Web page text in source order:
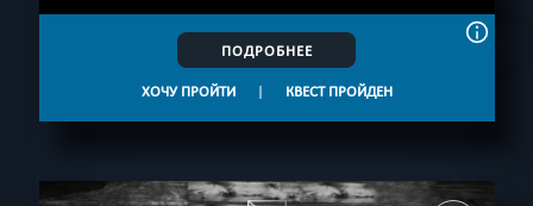
ПОДРОБНЕЕ
ХОЧУ ПРОЙТИ | КВЕСТ ПРОЙДЕН